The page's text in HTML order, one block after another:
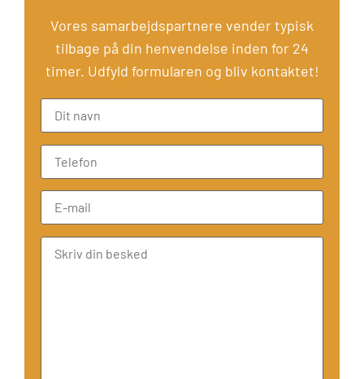
Vores samarbejdspartnere vender typisk
tilbage på din henvendelse inden for 24
timer. Udfyld formularen og bliv kontaktet!